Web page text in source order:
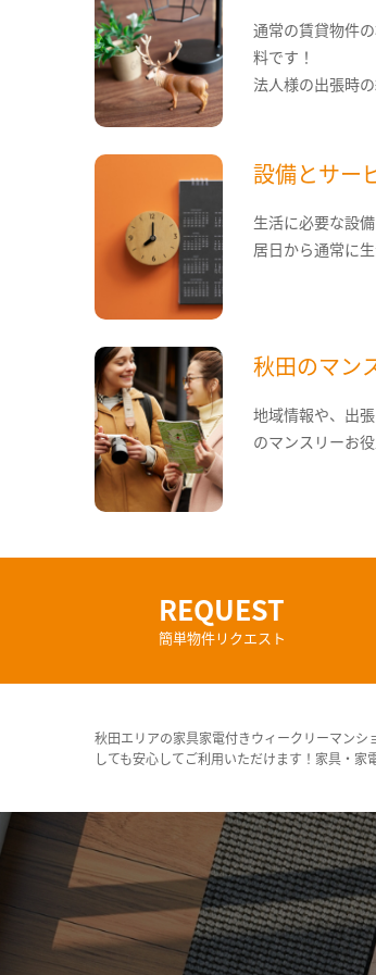
通常の賃貸物件
料です！
法人様の出張時
設備とサー
生活に必要な設
居日から通常に生
秋田のマン
地域情報や、出
のマンスリーお
REQUEST
簡単物件リクエスト
秋田エリアの家具家電付きウィークリーマン
しても安心してご利用いただけます！家具・家